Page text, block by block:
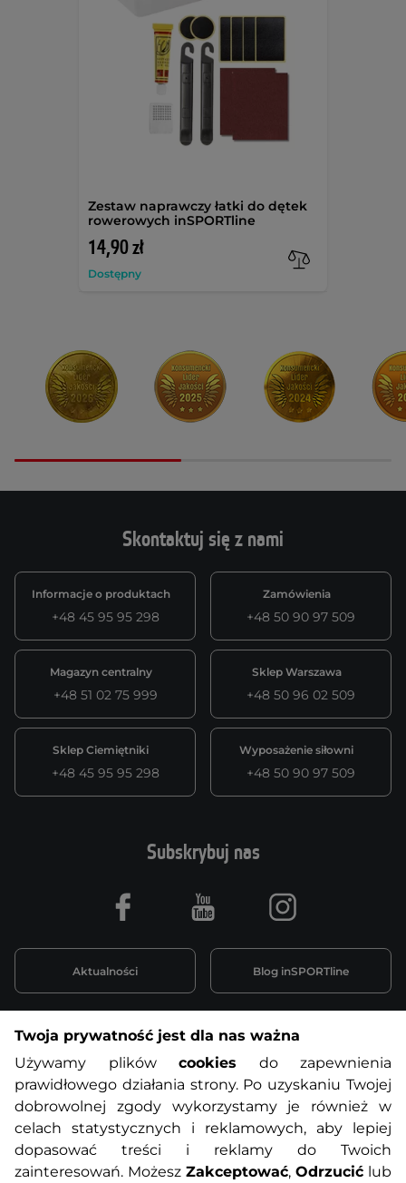
Zestaw naprawczy łatki do dętek
rowerowych inSPORTline
14,90 zł
Dostępny
Skontaktuj się z nami
Informacje o produktach
+48 45 95 95 298
Zamówienia
+48 50 90 97 509
Magazyn centralny
+48 51 02 75 999
Sklep Warszawa
+48 50 96 02 509
Sklep Ciemiętniki
+48 45 95 95 298
Wyposażenie siłowni
+48 50 90 97 509
Informacje o zakupach
O nas Regulamin sklepu
Polityka prywatności Koszty przesyłek
Subskrybuj nas
Aktualności Blog inSPORTline
Facebook Youtube Instagram
Twoja prywatność jest dla nas ważna
Używamy plików cookies do zapewnienia
prawidłowego działania strony. Po uzyskaniu Twojej
dobrowolnej zgody wykorzystamy je również w
celach statystycznych i reklamowych, aby lepiej
dopasować treści i reklamy do Twoich
zainteresowań. Możesz Zakceptować, Odrzucić lub